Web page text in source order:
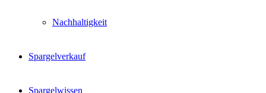
Nachhaltigkeit
Spargelverkauf
Spargelwissen